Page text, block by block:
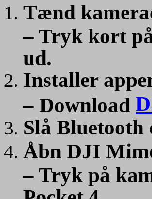
Tænd
– Tryk kort
ud.
Installer
– Download
Slå Bluetooth
Åbn DJI
– Tryk på